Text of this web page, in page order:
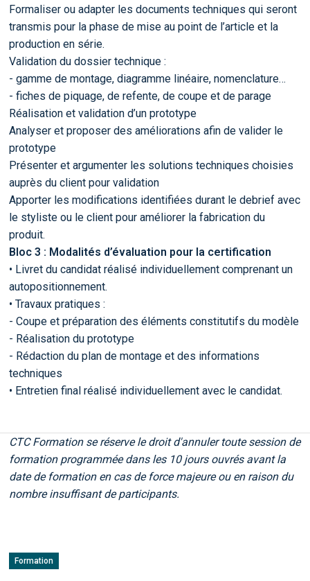
Formaliser ou adapter les documents techniques qui seront
transmis pour la phase de mise au point de l’article et la
production en série.
Validation du dossier technique :
- gamme de montage, diagramme linéaire, nomenclature…
- fiches de piquage, de refente, de coupe et de parage
Réalisation et validation d’un prototype
Analyser et proposer des améliorations afin de valider le
prototype
Présenter et argumenter les solutions techniques choisies
auprès du client pour validation
Apporter les modifications identifiées durant le debrief avec
le styliste ou le client pour améliorer la fabrication du
produit.
Bloc 3 : Modalités d’évaluation pour la certification
• Livret du candidat réalisé individuellement comprenant un
autopositionnement.
• Travaux pratiques :
- Coupe et préparation des éléments constitutifs du modèle
- Réalisation du prototype
- Rédaction du plan de montage et des informations
techniques
• Entretien final réalisé individuellement avec le candidat.
CTC Formation se réserve le droit d'annuler toute session de
formation programmée dans les 10 jours ouvrés avant la
date de formation en cas de force majeure ou en raison du
nombre insuffisant de participants.
Formation